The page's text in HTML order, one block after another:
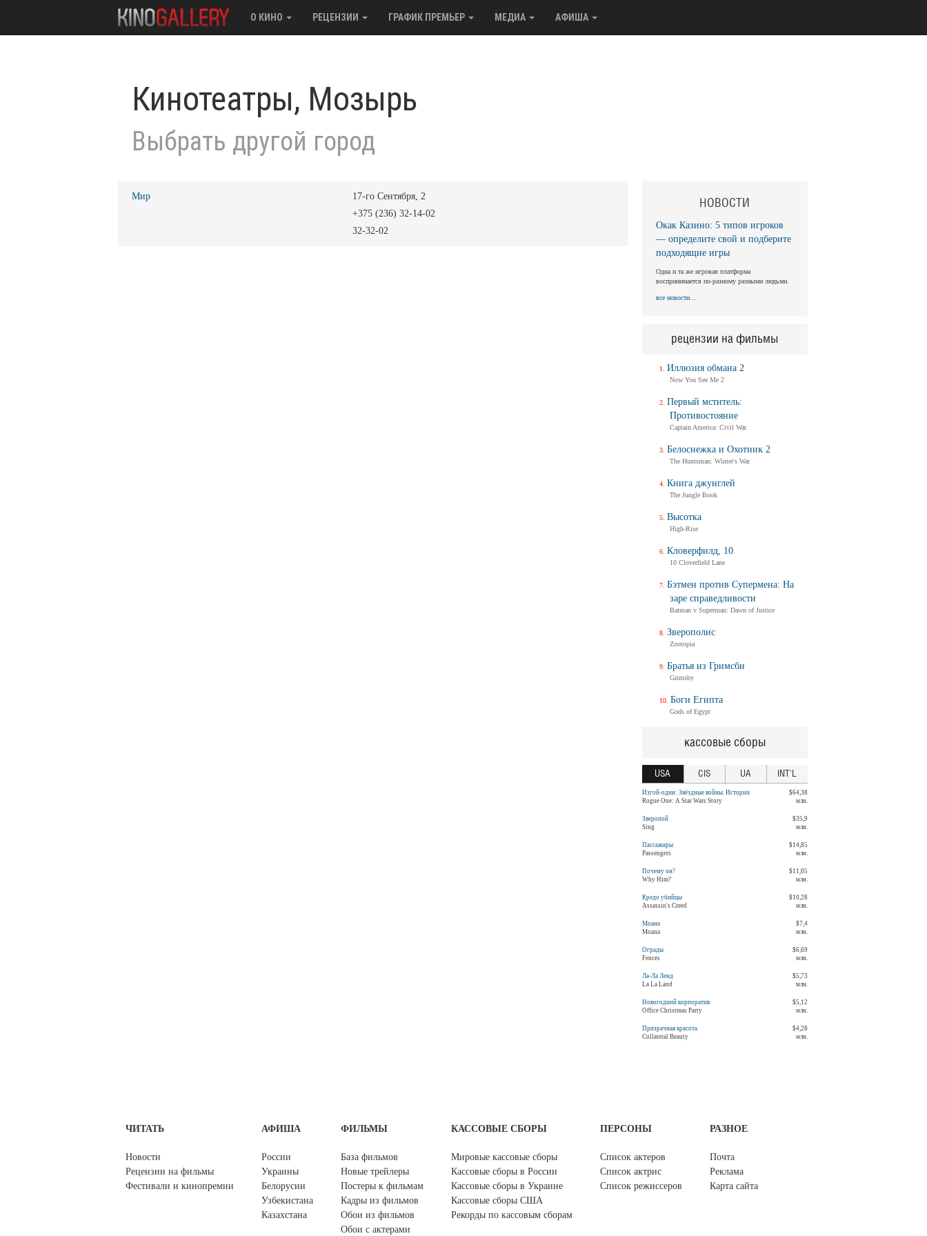
О КИНО РЕЦЕНЗИИ ГРАФИК ПРЕМЬЕР МЕДИА АФИША
Кинотеатры, Мозырь
Выбрать другой город
Мир
17-го Сентября, 2
+375 (236) 32-14-02
32-32-02
НОВОСТИ
Окак Казино: 5 типов игроков
— определите свой и подберите
подходящие игры
Одна и та же игровая платформа
воспринимается по-разному разными людьми.
все новости...
рецензии на фильмы
Иллюзия обмана 2
Now You See Me 2
Первый мститель:
Противостояние
Captain America: Civil War
Белоснежка и Охотник 2
The Huntsman: Winter's War
Книга джунглей
The Jungle Book
Высотка
High-Rise
Кловерфилд, 10
10 Cloverfield Lane
Бэтмен против Супермена: На
заре справедливости
Batman v Superman: Dawn of Justice
Зверополис
Zootopia
Братья из Гримсби
Grimsby
Боги Египта
Gods of Egypt
кассовые сборы
USA CIS UA INT'L
Изгой-один: Звёздные войны. Истории
Rogue One: A Star Wars Story
$64,38
млн.
Зверопой
Sing
$35,9
млн.
Пассажиры
Passengers
$14,85
млн.
Почему он?
Why Him?
$11,05
млн.
Кредо убийцы
Assassin's Creed
$10,28
млн.
Моана
Moana
$7,4
млн.
Ограды
Fences
$6,69
млн.
Ла-Ла Ленд
La La Land
$5,73
млн.
Новогодний корпоратив
Office Christmas Party
$5,12
млн.
Призрачная красота
Collateral Beauty
$4,28
млн.
ЧИТАТЬ
Новости
Рецензии на фильмы
Фестивали и кинопремии
АФИША
России
Украины
Белорусии
Узбекистана
Казахстана
ФИЛЬМЫ
База фильмов
Новые трейлеры
Постеры к фильмам
Кадры из фильмов
Обои из фильмов
Обои с актерами
КАССОВЫЕ СБОРЫ
Мировые кассовые сборы
Кассовые сборы в России
Кассовые сборы в Украине
Кассовые сборы США
Рекорды по кассовым сборам
ПЕРСОНЫ
Список актеров
Список актрис
Список режиссеров
РАЗНОЕ
Почта
Реклама
Карта сайта